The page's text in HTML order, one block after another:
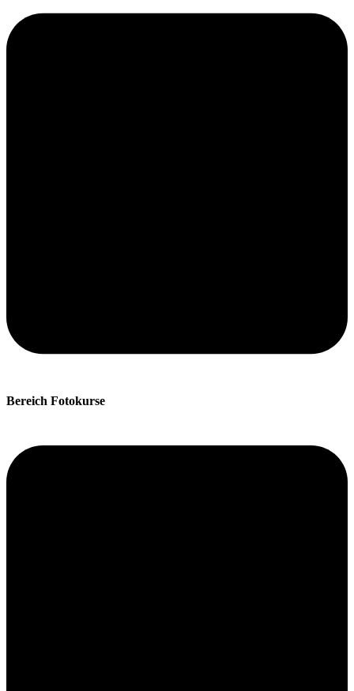
Bereich Fotokurse